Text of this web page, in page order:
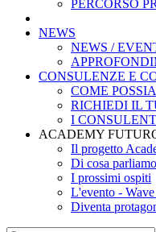
PERCORSO
NEWS
NEWS /
CONSULENZE E
COME
RICHIEDI IL
I
ACADEMY
Il progetto
Di cosa parliamo
I prossimi ospiti
L'evento -
Diventa